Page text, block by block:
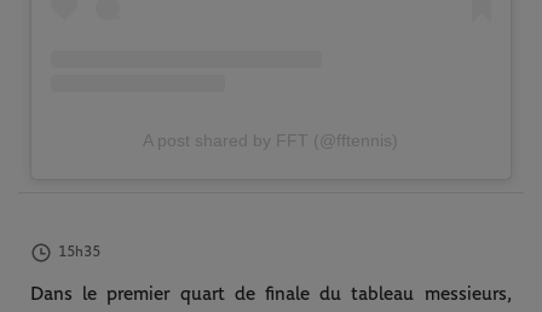
A post shared by FFT (@fftennis)
15h35
Dans le premier quart de finale du tableau messieurs,